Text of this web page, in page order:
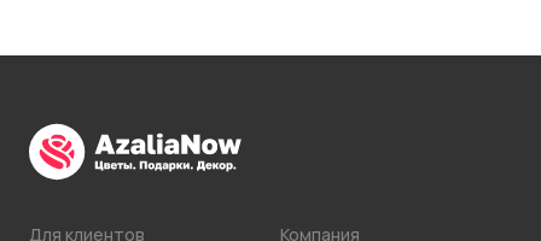
Для клиентов Компания